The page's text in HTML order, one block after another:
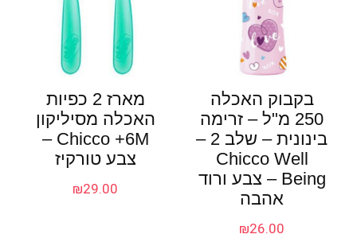
בקבוק האכלה
250 מ"ל – זרימה
בינונית – שלב 2 –
Chicco Well
Being – צבע ורוד
אהבה
₪26.00
מארז 2 כפיות
האכלה מסיליקון
Chicco +6M –
צבע טורקיז
₪29.00